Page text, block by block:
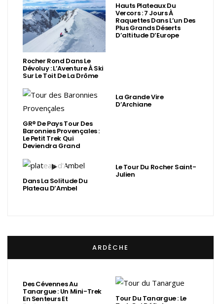
Rocher Rond Dans Le
Dévoluy : L’Aventure À Ski
Sur Le Toit De La Drôme
Hauts Plateaux Du
Vercors : 7 Jours À
Raquettes Dans L’un Des
Plus Grands Déserts
D’altitude D’Europe
GR® De Pays Tour Des
Baronnies Provençales :
Le Petit Trek Qui
Deviendra Grand
La Grande Vire
D’Archiane
Dans La Solitude Du
Plateau D’Ambel
Le Tour Du Rocher Saint-
Julien
ARDÈCHE
Des Cévennes Au
Tanargue : Un Mini-Trek
En Senteurs Et Tour Du Tanargue : Le